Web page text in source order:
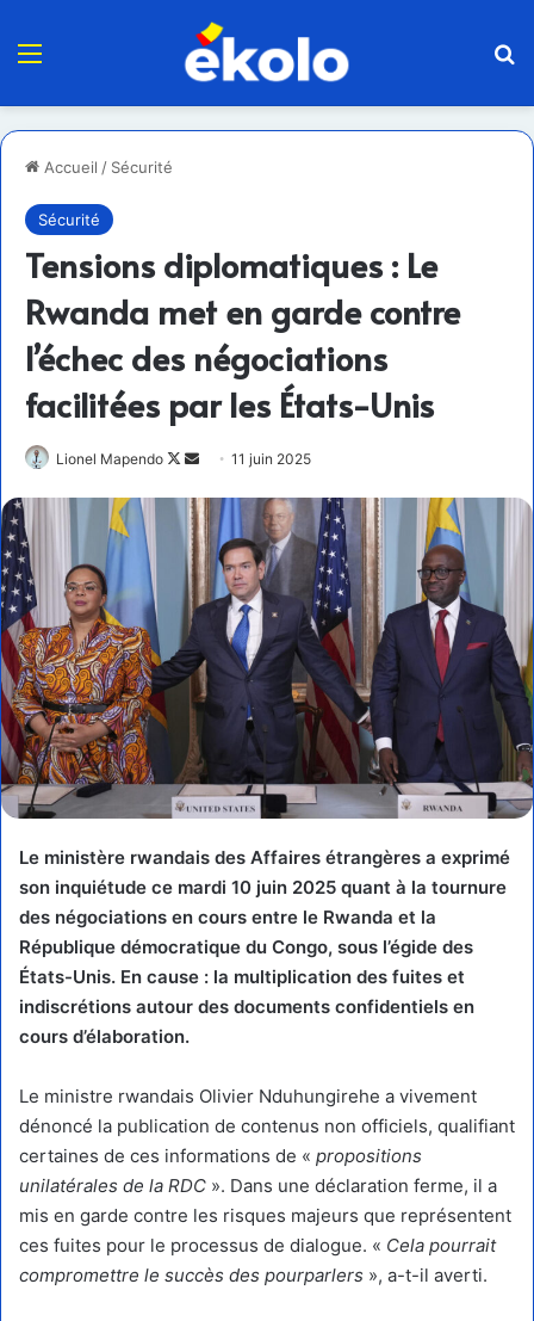
Menu
Accueil / Sécurité
Sécurité
Tensions diplomatiques : Le
Rwanda met en garde contre
l’échec des négociations
facilitées par les États-Unis
Lionel Mapendo
Follow
X
Envoyer
courriel
11 juin 2025
Le ministère rwandais des Affaires étrangères a exprimé
son inquiétude ce mardi 10 juin 2025 quant à la tournure
des négociations en cours entre le Rwanda et la
République démocratique du Congo, sous l’égide des
États-Unis. En cause : la multiplication des fuites et
indiscrétions autour des documents confidentiels en
cours d’élaboration.
Le ministre rwandais Olivier Nduhungirehe a vivement
dénoncé la publication de contenus non officiels, qualifiant
certaines de ces informations de « propositions
unilatérales de la RDC ». Dans une déclaration ferme, il a
mis en garde contre les risques majeurs que représentent
ces fuites pour le processus de dialogue. « Cela pourrait
compromettre le succès des pourparlers », a-t-il averti.